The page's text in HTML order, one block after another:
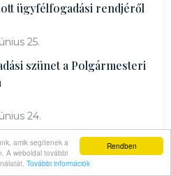
Rendben
amik segítenek a
A weboldal további
További információk
ügyfélfogadási rendjéről
25.
szünet a Polgármesteri
24.
födémszigetelés
21.